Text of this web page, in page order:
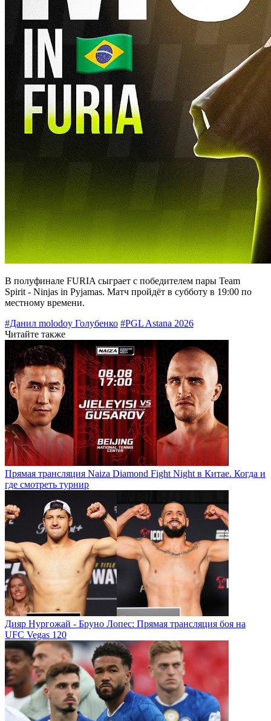
В полуфинале FURIA сыграет с победителем пары Team
Spirit - Ninjas in Pyjamas. Матч пройдёт в субботу в 19:00 по
местному времени.
#Данил molodoy Голубенко #PGL Astana 2026
Читайте также
Прямая трансляция Naiza Diamond Fight Night в Китае. Когда и
где смотреть турнир
Дияр Нургожай - Бруно Лопес: Прямая трансляция боя на
UFC Vegas 120